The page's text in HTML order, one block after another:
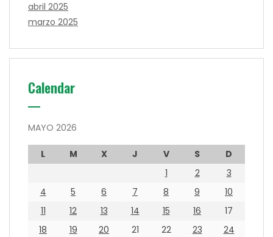
abril 2025
marzo 2025
Calendar
MAYO 2026
L M X J V S
D
1
2
3
4
5 6 7 8 9
10
11
12 13 14 15 16
17
18
19 20 21 22 23
24